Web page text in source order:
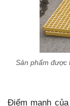
Sản phẩm được
Điểm mạnh